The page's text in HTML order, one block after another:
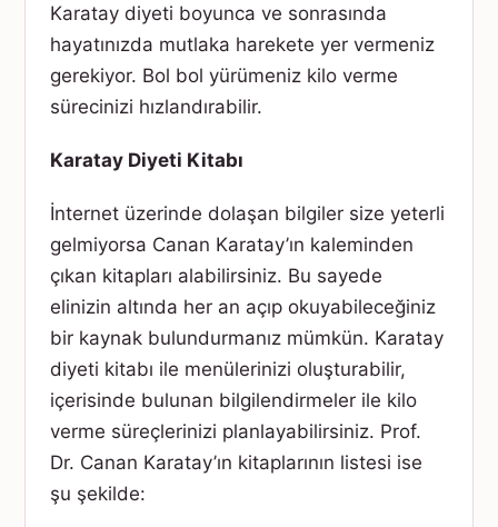
Karatay diyeti boyunca ve sonrasında
hayatınızda mutlaka harekete yer vermeniz
gerekiyor. Bol bol yürümeniz kilo verme
sürecinizi hızlandırabilir.
Karatay Diyeti Kitabı
İnternet üzerinde dolaşan bilgiler size yeterli
gelmiyorsa Canan Karatay’ın kaleminden
çıkan kitapları alabilirsiniz. Bu sayede
elinizin altında her an açıp okuyabileceğiniz
bir kaynak bulundurmanız mümkün. Karatay
diyeti kitabı ile menülerinizi oluşturabilir,
içerisinde bulunan bilgilendirmeler ile kilo
verme süreçlerinizi planlayabilirsiniz. Prof.
Dr. Canan Karatay’ın kitaplarının listesi ise
şu şekilde: